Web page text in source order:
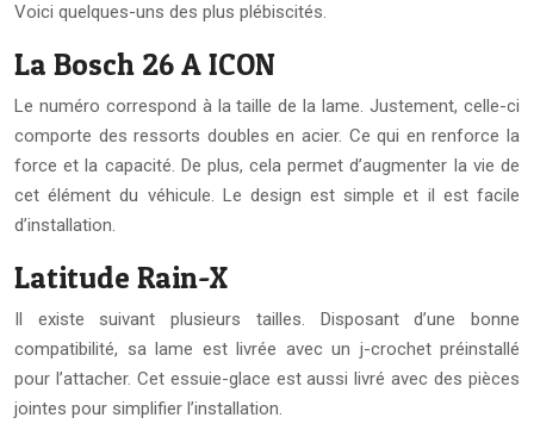
Voici quelques-uns des plus plébiscités.
La Bosch 26 A ICON
Le numéro correspond à la taille de la lame. Justement, celle-ci
comporte des ressorts doubles en acier. Ce qui en renforce la
force et la capacité. De plus, cela permet d’augmenter la vie de
cet élément du véhicule. Le design est simple et il est facile
d’installation.
Latitude Rain-X
Il existe suivant plusieurs tailles. Disposant d’une bonne
compatibilité, sa lame est livrée avec un j-crochet préinstallé
pour l’attacher. Cet essuie-glace est aussi livré avec des pièces
jointes pour simplifier l’installation.